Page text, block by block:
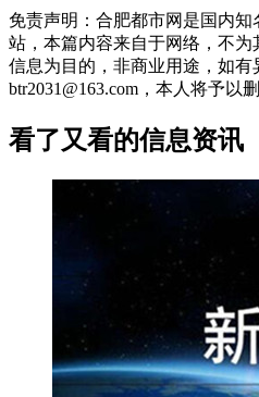
免责声明：合肥都市网是国内知
站，本篇内容来自于网络，不
信息为目的，非商业用途，如有
btr2031@163.com，本人将予以删
看了又看的信息资讯